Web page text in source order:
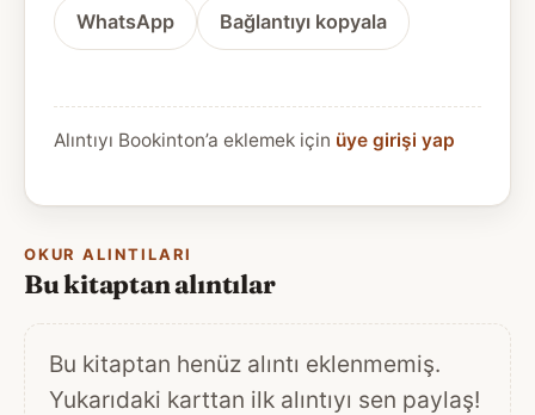
WhatsApp Bağlantıyı kopyala
Alıntıyı Bookinton’a eklemek için üye girişi yap
OKUR ALINTILARI
Bu kitaptan alıntılar
Bu kitaptan henüz alıntı eklenmemiş.
Yukarıdaki karttan ilk alıntıyı sen paylaş!